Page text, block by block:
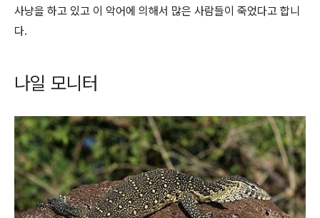
사냥을 하고 있고 이 악어에 의해서 많은 사람들이 죽었다고 합니
다.
나일 모니터